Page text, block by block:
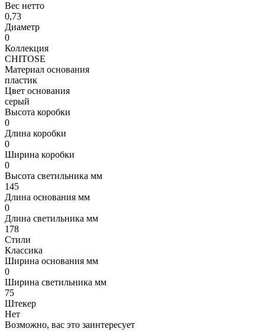
Вес нетто
0,73
Диаметр
0
Коллекция
CHITOSE
Материал основания
пластик
Цвет основания
серый
Высота коробки
0
Длина коробки
0
Ширина коробки
0
Высота светильника мм
145
Длина основания мм
0
Длина светильника мм
178
Стили
Классика
Ширина основания мм
0
Ширина светильника мм
75
Штекер
Нет
Возможно, вас это заинтересует